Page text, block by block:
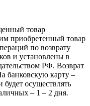
товар
приобретенный товар
по возврату
и установлены в
РФ. Возврат
банковскую карту –
осуществлять
– 1 – 2 дня.